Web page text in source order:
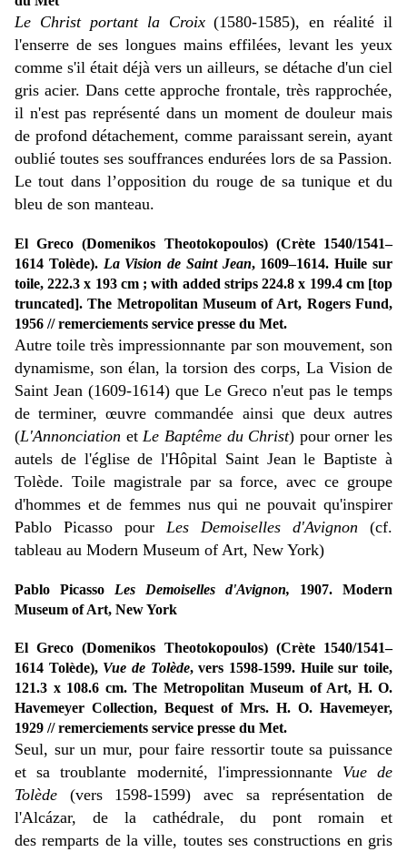
Le Christ portant la Croix(1580-1585), en réalité il
l'enserre de ses longues mains effilées, levant les yeux
comme s'il était déjà vers un ailleurs, se détache d'un ciel
gris acier. Dans cette approche frontale, très rapprochée,
il n'est pas représenté dans un moment de douleur mais
de profond détachement, comme paraissant serein, ayant
oublié toutes ses souffrances endurées lors de sa Passion.
Le tout dans l’opposition du rouge de sa tunique et du
bleu de son manteau.
El Greco (Domenikos Theotokopoulos) (Crète 1540/1541–
1614 Tolède). La Vision de Saint Jean, 1609–1614. Huile sur
toile, 222.3 x 193 cm ; with added strips 224.8 x 199.4 cm [top
truncated]. The Metropolitan Museum of Art, Rogers Fund,
1956 // remerciements service presse du Met.
Autre toile très impressionnante par son mouvement, son
dynamisme, son élan, la torsion des corps, La Vision de
Saint Jean (1609-1614) que Le Greco n'eut pas le temps
de terminer, œuvre commandée ainsi que deux autres
(L'Annonciation etLe Baptême du Christ) pour orner les
autels de l'église de l'Hôpital Saint Jean le Baptiste à
Tolède. Toile magistrale par sa force, avec ce groupe
d'hommes et de femmes nus qui ne pouvait qu'inspirer
Pablo Picasso pour Les Demoiselles d'Avignon (cf.
tableau au Modern Museum of Art, New York)
Pablo Picasso Les Demoiselles d'Avignon, 1907. Modern
Museum of Art, New York
El Greco (Domenikos Theotokopoulos) (Crète 1540/1541–
1614 Tolède), Vue de Tolède, vers 1598-1599. Huile sur toile,
121.3 x 108.6 cm. The Metropolitan Museum of Art, H. O.
Havemeyer Collection, Bequest of Mrs. H. O. Havemeyer,
1929 // remerciements service presse du Met.
Seul, sur un mur, pour faire ressortir toute sa puissance
et sa troublante modernité, l'impressionnante Vue de
Tolède (vers 1598-1599) avec sa représentation de
l'Alcázar, de la cathédrale, du pont romain et
des remparts de la ville, toutes ses constructions en gris